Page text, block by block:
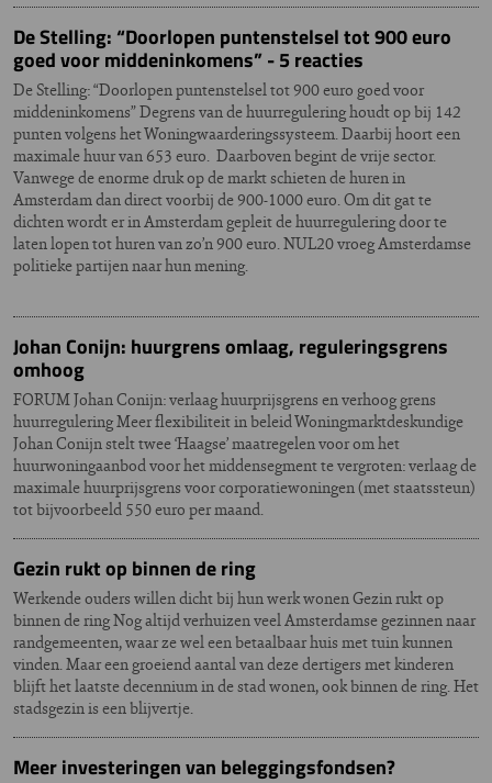
De Stelling: “Doorlopen puntenstelsel tot 900 euro
goed voor middeninkomens” - 5 reacties
De Stelling: “Doorlopen puntenstelsel tot 900 euro goed voor
middeninkomens” Degrens van de huurregulering houdt op bij 142
punten volgens het Woningwaarderingssysteem. Daarbij hoort een
maximale huur van 653 euro. Daarboven begint de vrije sector.
Vanwege de enorme druk op de markt schieten de huren in
Amsterdam dan direct voorbij de 900-1000 euro. Om dit gat te
dichten wordt er in Amsterdam gepleit de huurregulering door te
laten lopen tot huren van zo’n 900 euro. NUL20 vroeg Amsterdamse
politieke partijen naar hun mening.
Johan Conijn: huurgrens omlaag, reguleringsgrens
omhoog
FORUM Johan Conijn: verlaag huurprijsgrens en verhoog grens
huurregulering Meer flexibiliteit in beleid Woningmarktdeskundige
Johan Conijn stelt twee ‘Haagse’ maatregelen voor om het
huurwoningaanbod voor het middensegment te vergroten: verlaag de
maximale huurprijsgrens voor corporatiewoningen (met staatssteun)
tot bijvoorbeeld 550 euro per maand.
Gezin rukt op binnen de ring
Werkende ouders willen dicht bij hun werk wonen Gezin rukt op
binnen de ring Nog altijd verhuizen veel Amsterdamse gezinnen naar
randgemeenten, waar ze wel een betaalbaar huis met tuin kunnen
vinden. Maar een groeiend aantal van deze dertigers met kinderen
blijft het laatste decennium in de stad wonen, ook binnen de ring. Het
stadsgezin is een blijvertje.
Meer investeringen van beleggingsfondsen?